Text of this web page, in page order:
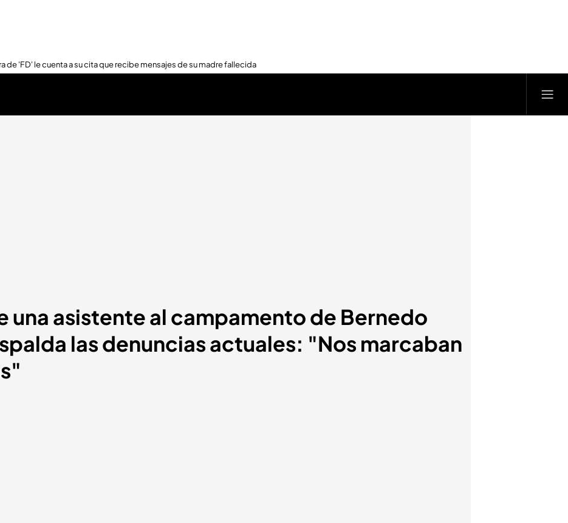
de 'FD' le cuenta a su cita que recibe mensajes de su madre fallecida
una asistente al campamento de Bernedo
las denuncias actuales: "Nos marcaban